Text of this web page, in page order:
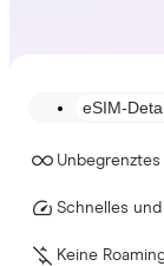
eSIM-
Schnelles
Keine